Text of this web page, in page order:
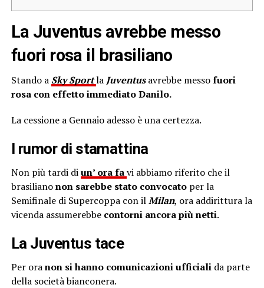
La Juventus avrebbe messo
fuori rosa il brasiliano
Stando a Sky Sportla Juventusavrebbe messofuori
rosa con effetto immediato Danilo.
La cessione a Gennaio adesso è una certezza.
I rumor di stamattina
Non più tardi diun’ ora favi abbiamo riferito che il
brasilianonon sarebbe stato convocatoper la
Semifinale di Supercoppa con ilMilan, ora addirittura la
vicenda assumerebbe contorni ancora più netti.
La Juventus tace
Per oranon si hanno comunicazioni ufficialida parte
della società bianconera.